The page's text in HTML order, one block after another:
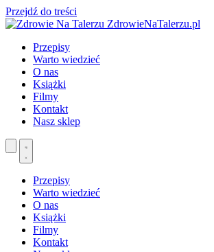
Przejdź do treści
ZdrowieNaTalerzu.pl
Przepisy
Warto wiedzieć
O nas
Książki
Filmy
Kontakt
Nasz sklep
Przepisy
Warto wiedzieć
O nas
Książki
Filmy
Kontakt